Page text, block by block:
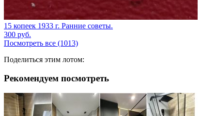
15 копеек 1933 г. Ранние советы.
300 руб.
Посмотреть все (1013)
Поделиться этим лотом:
Рекомендуем посмотреть